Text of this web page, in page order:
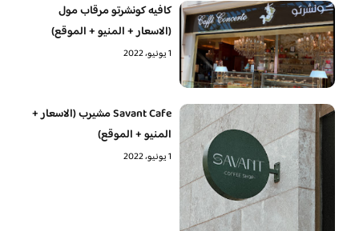
كافيه كونشرتو مرقاب مول
(الاسعار + المنيو + الموقع)
1 يونيو، 2022
Savant Cafe مشيرب (الاسعار +
المنيو + الموقع)
1 يونيو، 2022